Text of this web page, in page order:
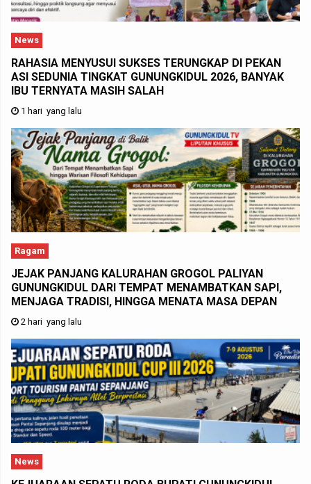
News
RAHASIA MENYUSUI SUKSES TERUNGKAP DI PEKAN
ASI SEDUNIA TINGKAT GUNUNGKIDUL 2026, BANYAK
IBU TERNYATA MASIH SALAH
1 hari yang lalu
Ragam
JEJAK PANJANG KALURAHAN GROGOL PALIYAN
GUNUNGKIDUL DARI TEMPAT MENAMBATKAN SAPI,
MENJAGA TRADISI, HINGGA MENATA MASA DEPAN
2 hari yang lalu
News